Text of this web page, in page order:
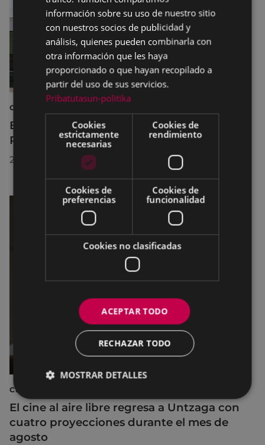
CULTURA
El Museo de la Industria Armera recibe el
Premio Delta Cultura a la Trayectoria 2026
23/07/2026
CINE AL AIRE LIBRE
El cine al aire libre regresa a Untzaga con
cuatro proyecciones durante el mes de
agosto
información sobre su uso de nuestro sitio
con nuestros socios de publicidad y
análisis, quienes pueden combinarla con
otra información que les haya
proporcionado o que hayan recopilado a
partir del uso de sus servicios.
Pribatutasun-politika
Cookies
estrictamente
necesarias
Cookies de
rendimiento
Cookies de
preferencias
Cookies de
funcionalidad
Cookies no clasificadas
ACEPTAR TODO
RECHAZAR TODO
MOSTRAR DETALLES